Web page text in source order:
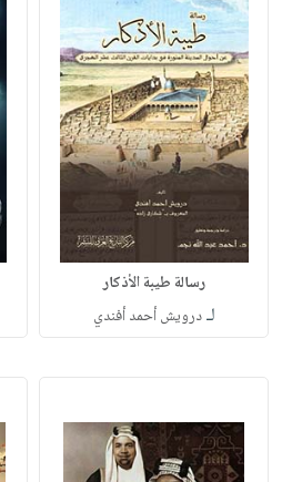
رسالة طيبة الأذكار
لـدرويش أحمد أفندي